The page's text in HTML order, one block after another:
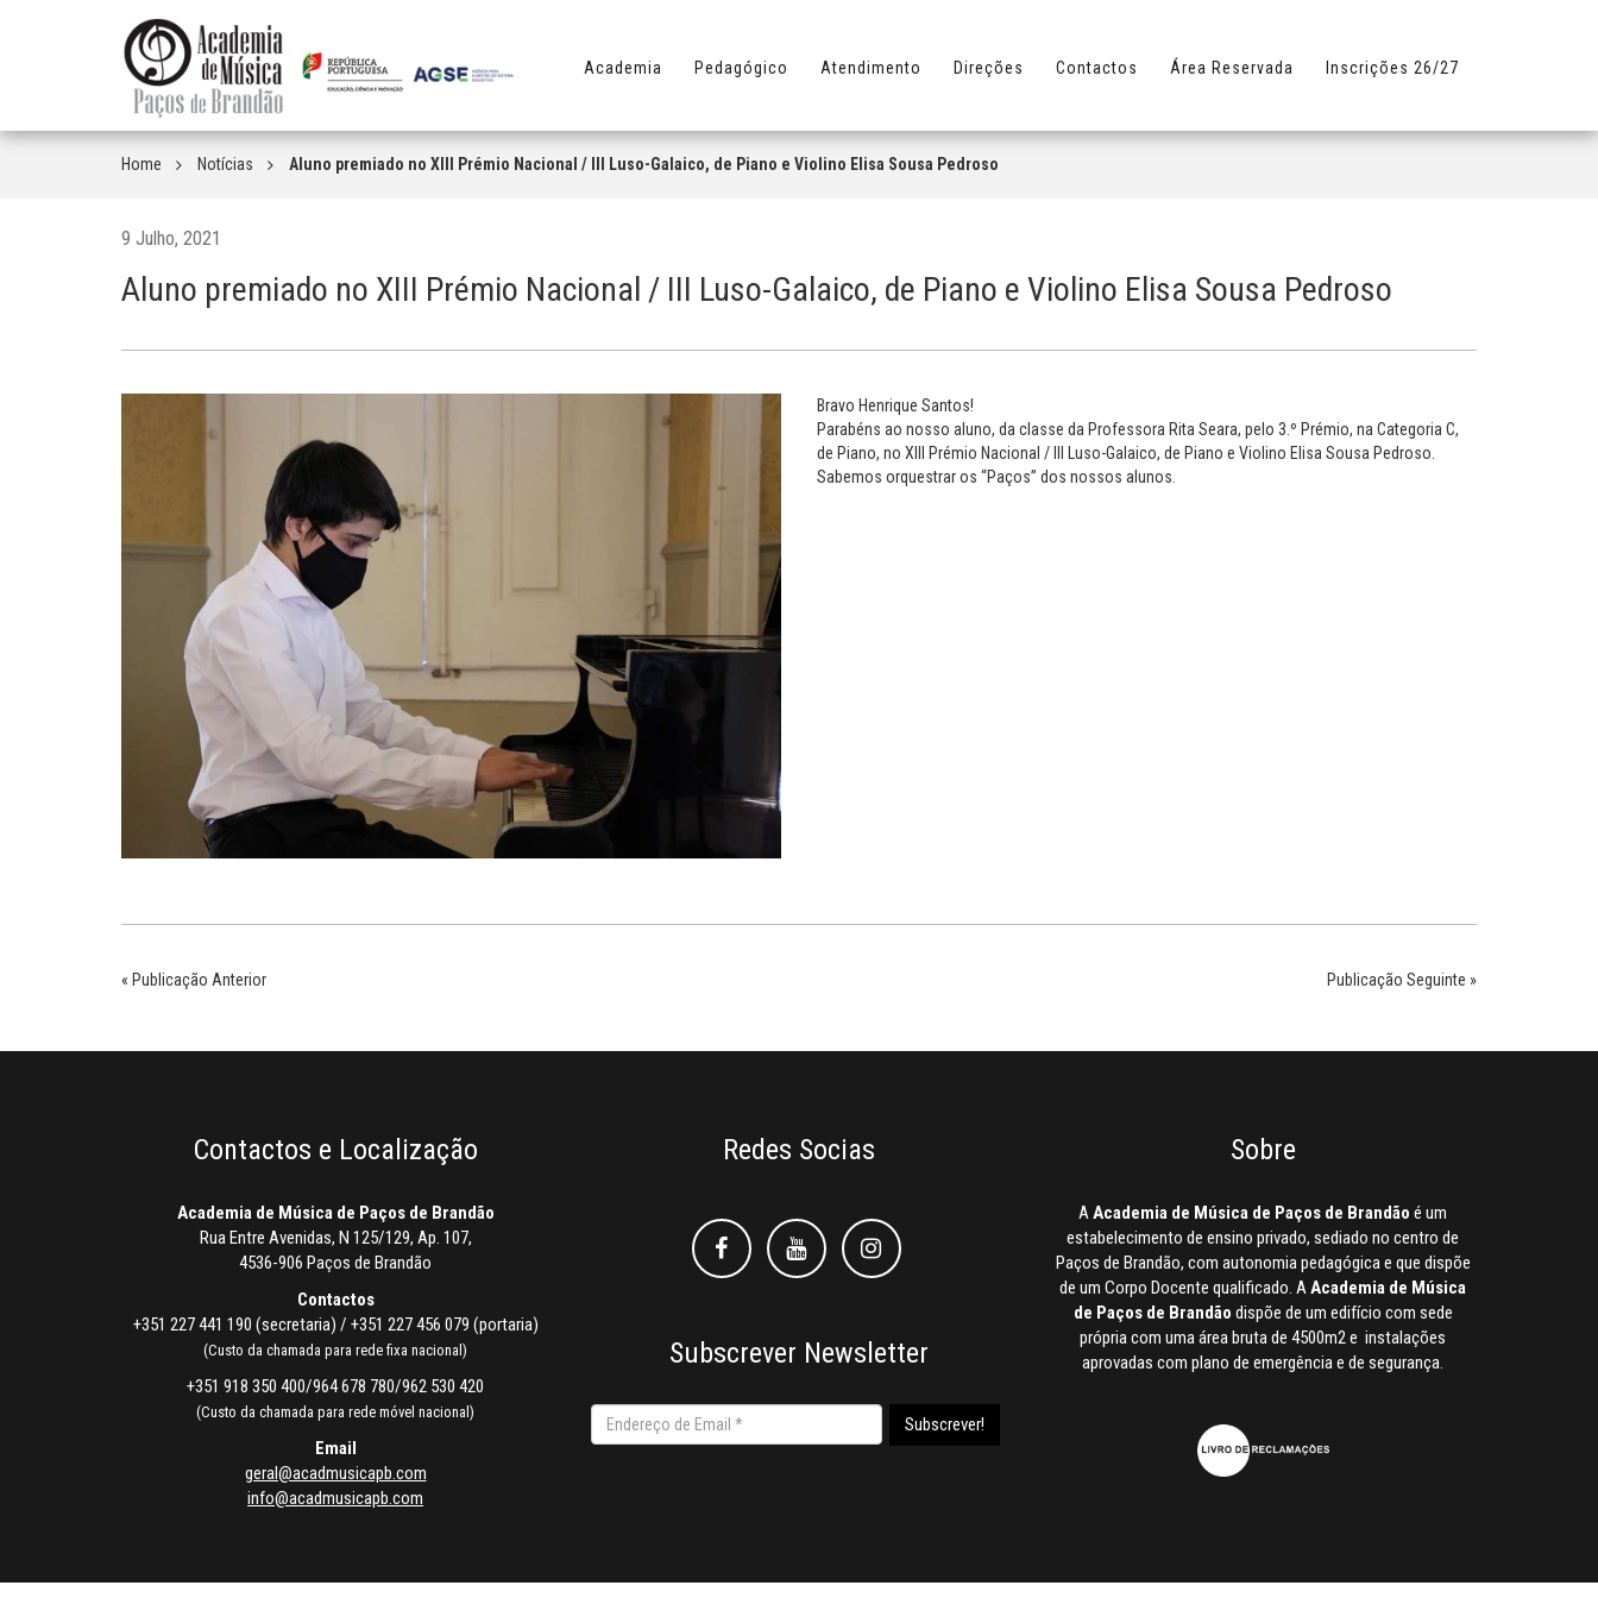
Academia Pedagógico Atendimento Direções Contactos Área Reservada Inscrições 26/27
Home Notícias Aluno premiado no XIII Prémio Nacional / III Luso-Galaico, de Piano e Violino Elisa Sousa Pedroso
9 Julho, 2021
Aluno premiado no XIII Prémio Nacional / III Luso-Galaico, de Piano e Violino Elisa Sousa Pedroso
Bravo Henrique Santos!
Parabéns ao nosso aluno, da classe da Professora Rita Seara, pelo 3.º Prémio, na Categoria C,
de Piano, no XIII Prémio Nacional / III Luso-Galaico, de Piano e Violino Elisa Sousa Pedroso.
Sabemos orquestrar os “Paços” dos nossos alunos.
« Publicação Anterior Publicação Seguinte »
Contactos e Localização
Academia de Música de Paços de Brandão
Rua Entre Avenidas, N 125/129, Ap. 107,
4536-906 Paços de Brandão
Contactos
+351 227 441 190 (secretaria) / +351 227 456 079 (portaria)
(Custo da chamada para rede fixa nacional)
+351 918 350 400/964 678 780/962 530 420
(Custo da chamada para rede móvel nacional)
Email
geral@acadmusicapb.com
info@acadmusicapb.com
Redes Socias
FacebookFacebookInstagram
Subscrever Newsletter
Sobre
AAcademia de Música de Paços de Brandão é um
estabelecimento de ensino privado, sediado no centro de
Paços de Brandão, com autonomia pedagógica e que dispõe
de um Corpo Docente qualificado. AAcademia de Música
de Paços de Brandão dispõe de um edifício com sede
própria com uma área bruta de 4500m2 e instalações
aprovadas com plano de emergência e de segurança.